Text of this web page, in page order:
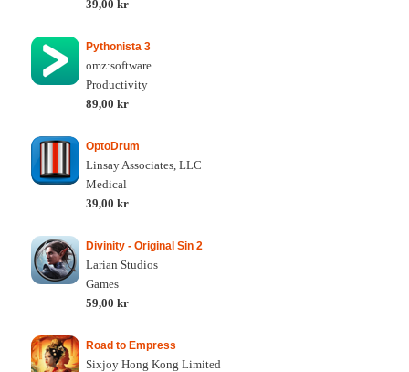
39,00 kr
Pythonista 3
omz:software
Productivity
89,00 kr
OptoDrum
Linsay Associates, LLC
Medical
39,00 kr
Divinity - Original Sin 2
Larian Studios
Games
59,00 kr
Road to Empress
Sixjoy Hong Kong Limited